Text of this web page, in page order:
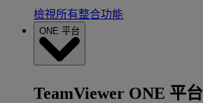
檢視所有整合功能
ONE 平台
TeamViewer ONE 平台